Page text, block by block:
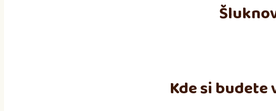
Kde si